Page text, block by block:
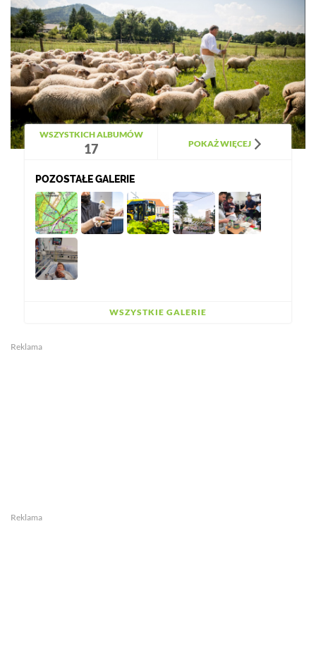
WSZYSTKICH ALBUMÓW
17 POKAŻ WIĘCEJ
POZOSTAŁE GALERIE
WSZYSTKIE GALERIE
Reklama
Reklama